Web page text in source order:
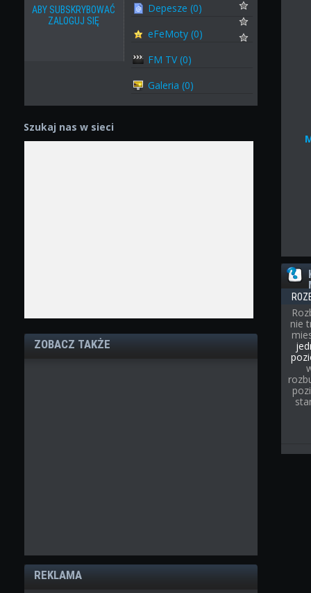
ABY SUBSKRYBOWAĆ
ZALOGUJ SIĘ
Depesze (0)
eFeMoty (0)
FM TV (0)
Galeria (0)
Szukaj nas w sieci
ZOBACZ TAKŻE
REKLAMA
nie